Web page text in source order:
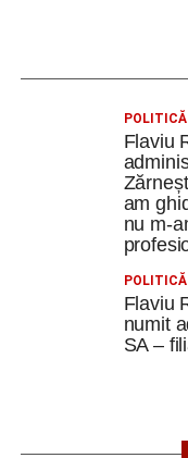
POLITICĂ
Flaviu
am
nu m-
POLITICĂ
Flaviu
numit
SA –